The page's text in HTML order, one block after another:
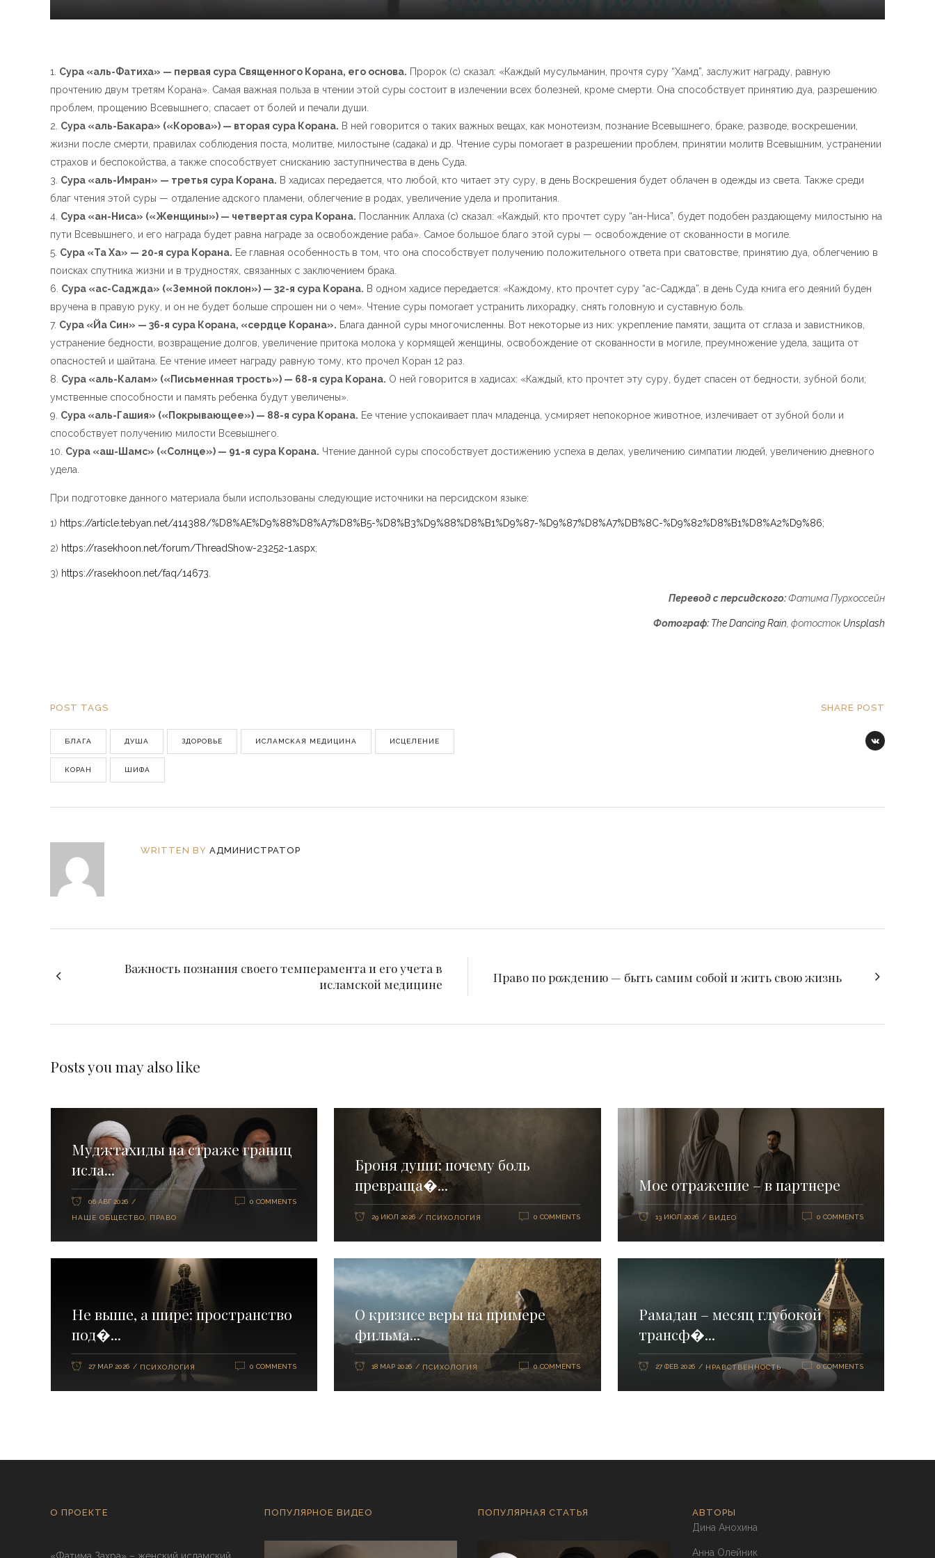
Сура «аль-Фатиха» — первая сура Священного Корана, его основа. Пророк (с) сказал: «Каждый мусульманин, прочтя суру “Хамд”, заслужит награду, равную
прочтению двум третям Корана». Самая важная польза в чтении этой суры состоит в излечении всех болезней, кроме смерти. Она способствует принятию дуа, разрешению
проблем, прощению Всевышнего, спасает от болей и печали души.
Сура «аль-Бакара» («Корова») — вторая сура Корана. В ней говорится о таких важных вещах, как монотеизм, познание Всевышнего, браке, разводе, воскрешении,
жизни после смерти, правилах соблюдения поста, молитве, милостыне (садака) и др. Чтение суры помогает в разрешении проблем, принятии молитв Всевышним, устранении
страхов и беспокойства, а также способствует снисканию заступничества в день Суда.
Сура «аль-Имран» — третья сура Корана. В хадисах передается, что любой, кто читает эту суру, в день Воскрешения будет облачен в одежды из света. Также среди
благ чтения этой суры — отдаление адского пламени, облегчение в родах, увеличение удела и пропитания.
Сура «ан-Ниса» («Женщины») — четвертая сура Корана. Посланник Аллаха (с) сказал: «Каждый, кто прочтет суру “ан-Ниса”, будет подобен раздающему милостыню на
пути Всевышнего, и его награда будет равна награде за освобождение раба». Самое большое благо этой суры — освобождение от скованности в могиле.
Сура «Та Ха» — 20-я сура Корана. Ее главная особенность в том, что она способствует получению положительного ответа при сватовстве, принятию дуа, облегчению в
поисках спутника жизни и в трудностях, связанных с заключением брака.
Сура «ас-Саджда» («Земной поклон») — 32-я сура Корана. В одном хадисе передается: «Каждому, кто прочтет суру “ас-Саджда”, в день Суда книга его деяний буден
вручена в правую руку, и он не будет больше спрошен ни о чем». Чтение суры помогает устранить лихорадку, снять головную и суставную боль.
Сура «Йа Син» — 36-я сура Корана, «сердце Корана». Блага данной суры многочисленны. Вот некоторые из них: укрепление памяти, защита от сглаза и завистников,
устранение бедности, возвращение долгов, увеличение притока молока у кормящей женщины, освобождение от скованности в могиле, преумножение удела, защита от
опасностей и шайтана. Ее чтение имеет награду равную тому, кто прочел Коран 12 раз.
Сура «аль-Калам» («Письменная трость») — 68-я сура Корана. О ней говорится в хадисах: «Каждый, кто прочтет эту суру, будет спасен от бедности, зубной боли;
умственные способности и память ребенка будут увеличены».
Сура «аль-Гашия» («Покрывающее») — 88-я сура Корана. Ее чтение успокаивает плач младенца, усмиряет непокорное животное, излечивает от зубной боли и
способствует получению милости Всевышнего.
Сура «аш-Шамс» («Солнце») — 91-я сура Корана. Чтение данной суры способствует достижению успеха в делах, увеличению симпатии людей, увеличению дневного
удела.
При подготовке данного материала были использованы следующие источники на персидском языке:
1) https://article.tebyan.net/414388/%D8%AE%D9%88%D8%A7%D8%B5-%D8%B3%D9%88%D8%B1%D9%87-%D9%87%D8%A7%DB%8C-%D9%82%D8%B1%D8%A2%D9%86;
2) https://rasekhoon.net/forum/ThreadShow-23252-1.aspx;
3) https://rasekhoon.net/faq/14673
Перевод с персидского:Фатима Пурхоссейн
Фотограф: The Dancing Rain , фотосток Unsplash
POST TAGS
БЛАГА ДУША ЗДОРОВЬЕ ИСЛАМСКАЯ МЕДИЦИНА ИСЦЕЛЕНИЕ
КОРАН ШИФА
SHARE POST
WRITTEN BY АДМИНИСТРАТОР
Важность познания своего темперамента и его учета в
исламской медицине
Право по рождению — быть самим собой и жить свою жизнь
Posts you may also like
Муджтахиды на страже границ
исла...
06 АВГ 2026
НАШЕ ОБЩЕСТВО ПРАВО
0 COMMENTS
Броня души: почему боль
превраща�...
29 ИЮЛ 2026 ПСИХОЛОГИЯ 0 COMMENTS
Мое отражение – в партнере
13 ИЮЛ 2026 ВИДЕО 0 COMMENTS
Не выше, а шире: пространство
под�...
27 МАР 2026 ПСИХОЛОГИЯ 0 COMMENTS
О кризисе веры на примере
фильма...
18 МАР 2026 ПСИХОЛОГИЯ 0 COMMENTS
Рамадан – месяц глубокой
трансф�...
27 ФЕВ 2026 НРАВСТВЕННОСТЬ 0 COMMENTS
О ПРОЕКТЕ ПОПУЛЯРНОЕ ВИДЕО ПОПУЛЯРНАЯ СТАТЬЯ АВТОРЫ
Дина Анохина
Анна Олейник